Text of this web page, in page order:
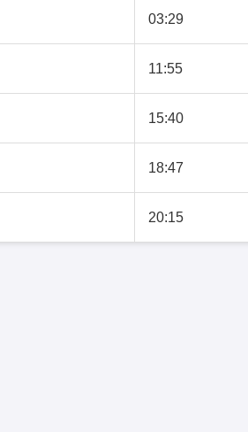
03:29
11:55
15:40
18:47
20:15